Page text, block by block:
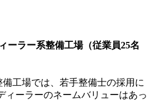
ーラー系整備工場（従業員25名
工場では、若手整備士の採用に
ィーラーのネームバリューはあっ